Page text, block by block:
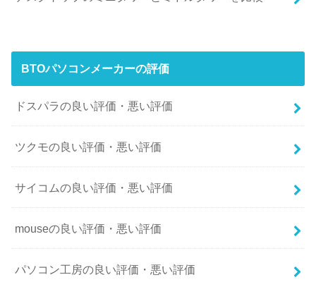
BTOパソコンメーカーの評価
ドスパラの良い評価・悪い評価
ツクモの良い評価・悪い評価
サイコムの良い評価・悪い評価
mouseの良い評価・悪い評価
パソコン工房の良い評価・悪い評価